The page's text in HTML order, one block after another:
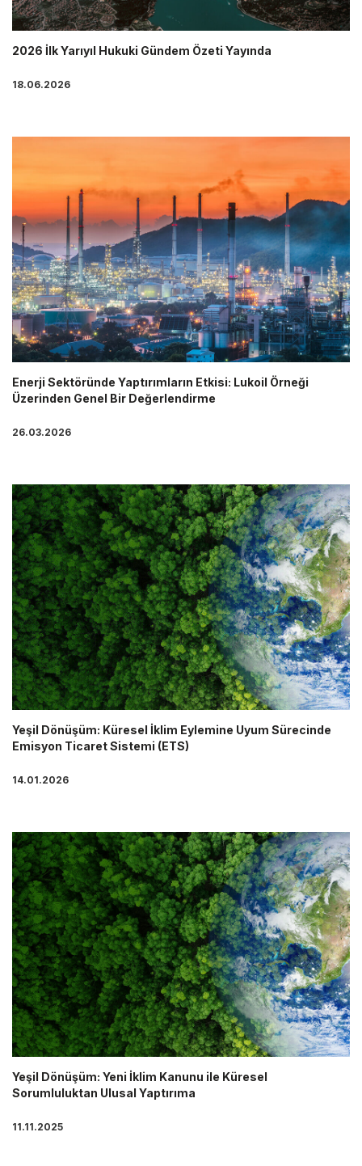
2026 İlk Yarıyıl Hukuki Gündem Özeti Yayında
18.06.2026
Enerji Sektöründe Yaptırımların Etkisi: Lukoil Örneği
Üzerinden Genel Bir Değerlendirme
26.03.2026
Yeşil Dönüşüm: Küresel İklim Eylemine Uyum Sürecinde
Emisyon Ticaret Sistemi (ETS)
14.01.2026
Yeşil Dönüşüm: Yeni İklim Kanunu ile Küresel
Sorumluluktan Ulusal Yaptırıma
11.11.2025